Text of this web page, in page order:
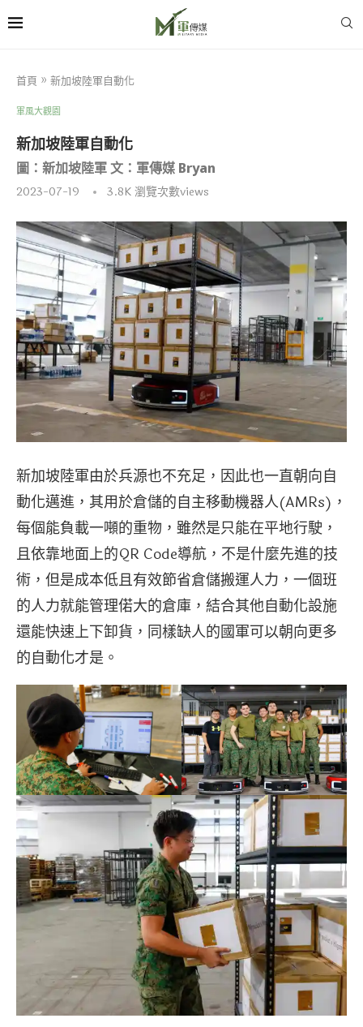
首頁 » 新加坡陸軍自動化
軍風大觀園
新加坡陸軍自動化
圖：新加坡陸軍 文：軍傳媒 Bryan
2023-07-19 3.8K瀏覽次數views
新加坡陸軍由於兵源也不充足，因此也一直朝向自
動化邁進，其用於倉儲的自主移動機器人(AMRs)，
每個能負載一噸的重物，雖然是只能在平地行駛，
且依靠地面上的QR Code導航，不是什麼先進的技
術，但是成本低且有效節省倉儲搬運人力，一個班
的人力就能管理偌大的倉庫，結合其他自動化設施
還能快速上下卸貨，同樣缺人的國軍可以朝向更多
的自動化才是。